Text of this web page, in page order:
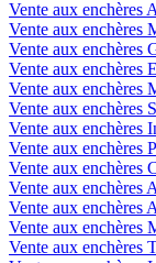
Vente aux enchères
Vente aux enchères
Vente aux enchères
Vente aux enchères
Vente aux enchères
Vente aux enchères
Vente aux enchères
Vente aux enchères
Vente aux enchères
Vente aux
Vente aux enchères
Vente aux enchères
Vente aux enchères